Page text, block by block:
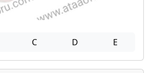
C D E